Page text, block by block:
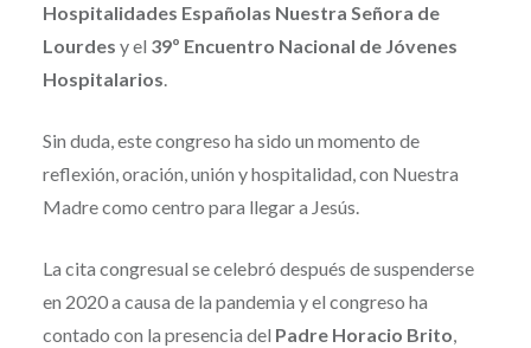
Hospitalidades Españolas Nuestra Señora de
Lourdes y el 39º Encuentro Nacional de Jóvenes
Hospitalarios.
Sin duda, este congreso ha sido un momento de
reflexión, oración, unión y hospitalidad, con Nuestra
Madre como centro para llegar a Jesús.
La cita congresual se celebró después de suspenderse
en 2020 a causa de la pandemia y el congreso ha
contado con la presencia del Padre Horacio Brito,